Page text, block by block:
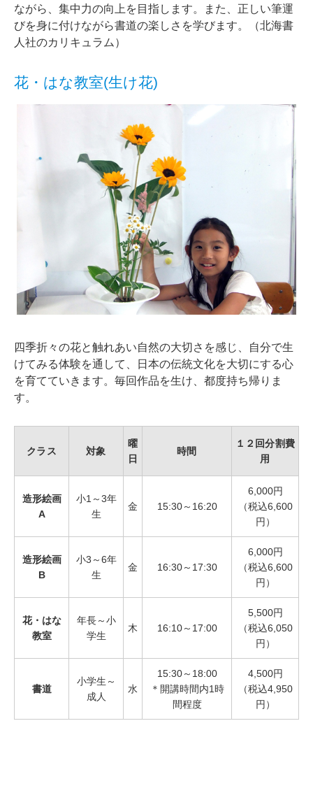
ながら、集中力の向上を目指します。また、正しい筆運
びを身に付けながら書道の楽しさを学びます。（北海書
人社のカリキュラム）
花・はな教室(生け花)
四季折々の花と触れあい自然の大切さを感じ、自分で生
けてみる体験を通して、日本の伝統文化を大切にする心
を育てていきます。毎回作品を生け、都度持ち帰りま
す。
クラス 対象
曜
日
時間
１２回分割費
用
造形絵画
A
小1～3年
生
金 15:30～16:20
6,000円
（税込6,600
円）
造形絵画
B
小3～6年
生
金 16:30～17:30
6,000円
（税込6,600
円）
花・はな
教室
年長～小
学生
木 16:10～17:00
5,500円
（税込6,050
円）
書道
小学生～
成人
水
15:30～18:00
＊開講時間内1時
間程度
4,500円
（税込4,950
円）